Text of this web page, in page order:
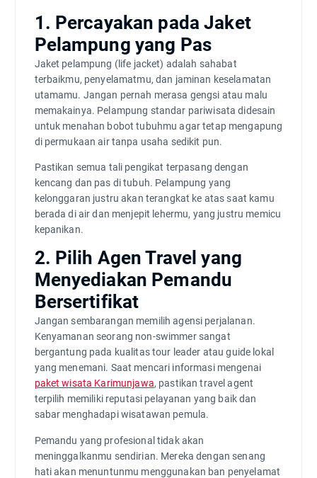
1. Percayakan pada Jaket
Pelampung yang Pas
Jaket pelampung (life jacket) adalah sahabat
terbaikmu, penyelamatmu, dan jaminan keselamatan
utamamu. Jangan pernah merasa gengsi atau malu
memakainya. Pelampung standar pariwisata didesain
untuk menahan bobot tubuhmu agar tetap mengapung
di permukaan air tanpa usaha sedikit pun.
Pastikan semua tali pengikat terpasang dengan
kencang dan pas di tubuh. Pelampung yang
kelonggaran justru akan terangkat ke atas saat kamu
berada di air dan menjepit lehermu, yang justru memicu
kepanikan.
2. Pilih Agen Travel yang
Menyediakan Pemandu
Bersertifikat
Jangan sembarangan memilih agensi perjalanan.
Kenyamanan seorang non-swimmer sangat
bergantung pada kualitas tour leader atau guide lokal
yang menemani. Saat mencari informasi mengenai
paket wisata Karimunjawa, pastikan travel agent
terpilih memiliki reputasi pelayanan yang baik dan
sabar menghadapi wisatawan pemula.
Pemandu yang profesional tidak akan
meninggalkanmu sendirian. Mereka dengan senang
hati akan menuntunmu menggunakan ban penyelamat